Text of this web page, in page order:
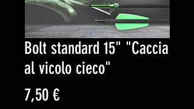
Bolt standard 15" "Caccia
al vicolo cieco"
7,50 €Prezzo